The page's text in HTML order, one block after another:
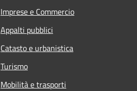
Imprese e Commercio
Appalti pubblici
Catasto e urbanistica
Turismo
Mobilità e trasporti